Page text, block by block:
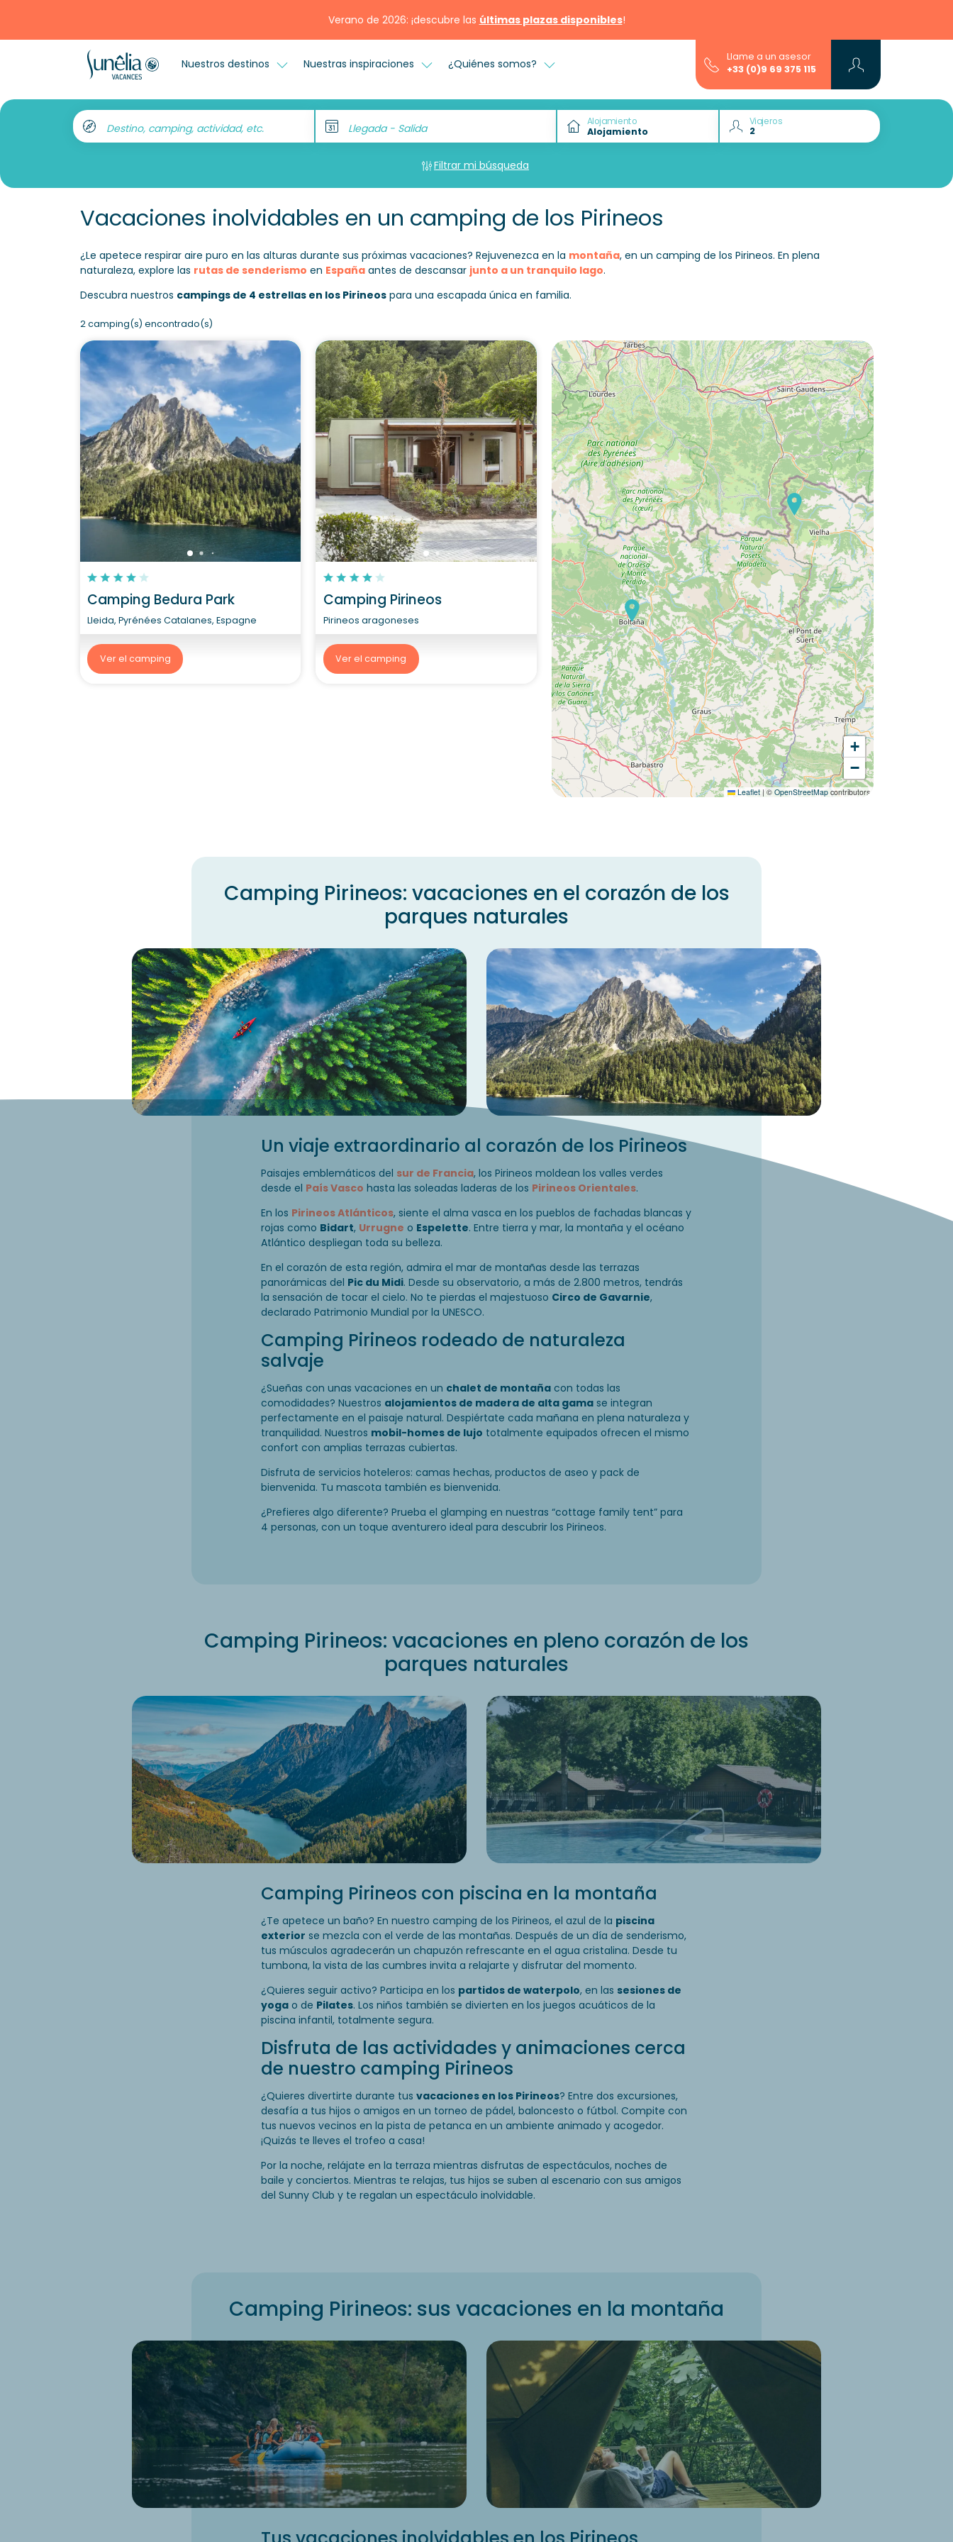
Verano de 2026: ¡descubre las últimas plazas disponibles!
Nuestros destinos Nuestras inspiraciones ¿Quiénes somos?
Llame a un asesor
+33 (0)9 69 375 115
Destino, camping, actividad, etc. Llegada - Salida Alojamiento Viajeros
Filtrar mi búsqueda
Vacaciones inolvidables en un camping de los Pirineos
¿Le apetece respirar aire puro en las alturas durante sus próximas vacaciones? Rejuvenezca en la montaña, en un camping de los Pirineos. En plena
naturaleza, explore las rutas de senderismo en Españaantes de descansar junto a un tranquilo lago.
Descubra nuestros campings de 4 estrellas en los Pirineospara una escapada única en familia.
2 camping(s) encontrado(s)
¿Quiere descubrir :
Camping Bedura Park ?
Descubra
Camping Bedura Park
Lleida, Pyrénées Catalanes, Espagne
Ver el camping
Camping Pirineos
Pirineos aragoneses
Ver el camping
+
−
Leaflet | © OpenStreetMapcontributors
Camping Pirineos: vacaciones en el corazón de los
parques naturales
Un viaje extraordinario al corazón de los Pirineos
Paisajes emblemáticos del sur de Francia, los Pirineos moldean los valles verdes
desde el País Vasco hasta las soleadas laderas de los Pirineos Orientales.
En los Pirineos Atlánticos, siente el alma vasca en los pueblos de fachadas blancas y
rojas como Bidart, Urrugne o Espelette. Entre tierra y mar, la montaña y el océano
Atlántico despliegan toda su belleza.
En el corazón de esta región, admira el mar de montañas desde las terrazas
panorámicas del Pic du Midi. Desde su observatorio, a más de 2.800 metros, tendrás
la sensación de tocar el cielo. No te pierdas el majestuoso Circo de Gavarnie,
declarado Patrimonio Mundial por la UNESCO.
Camping Pirineos rodeado de naturaleza
salvaje
¿Sueñas con unas vacaciones en un chalet de montaña con todas las
comodidades? Nuestros alojamientos de madera de alta gama se integran
perfectamente en el paisaje natural. Despiértate cada mañana en plena naturaleza y
tranquilidad. Nuestros mobil-homes de lujo totalmente equipados ofrecen el mismo
confort con amplias terrazas cubiertas.
Disfruta de servicios hoteleros: camas hechas, productos de aseo y pack de
bienvenida. Tu mascota también es bienvenida.
¿Prefieres algo diferente? Prueba el glamping en nuestras “cottage family tent” para
4 personas, con un toque aventurero ideal para descubrir los Pirineos.
Camping Pirineos: vacaciones en pleno corazón de los
parques naturales
Camping Pirineos con piscina en la montaña
¿Te apetece un baño? En nuestro camping de los Pirineos, el azul de la piscina
exterior se mezcla con el verde de las montañas. Después de un día de senderismo,
tus músculos agradecerán un chapuzón refrescante en el agua cristalina. Desde tu
tumbona, la vista de las cumbres invita a relajarte y disfrutar del momento.
¿Quieres seguir activo? Participa en los partidos de waterpolo, en las sesiones de
yoga o de Pilates. Los niños también se divierten en los juegos acuáticos de la
piscina infantil, totalmente segura.
Disfruta de las actividades y animaciones cerca
de nuestro camping Pirineos
¿Quieres divertirte durante tus vacaciones en los Pirineos? Entre dos excursiones,
desafía a tus hijos o amigos en un torneo de pádel, baloncesto o fútbol. Compite con
tus nuevos vecinos en la pista de petanca en un ambiente animado y acogedor.
¡Quizás te lleves el trofeo a casa!
Por la noche, relájate en la terraza mientras disfrutas de espectáculos, noches de
baile y conciertos. Mientras te relajas, tus hijos se suben al escenario con sus amigos
del Sunny Club y te regalan un espectáculo inolvidable.
Camping Pirineos: sus vacaciones en la montaña